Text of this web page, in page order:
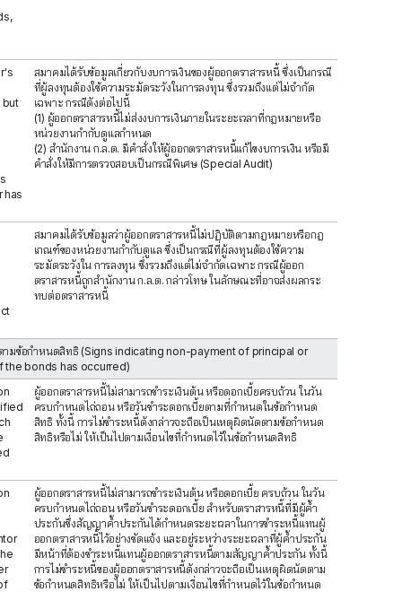
but
has
สมาคมได้รับข้อมูลเกี่ยวกับงบการเงินของผู้ออกตราสารหนี้ ซึ่งเป็นกรณี
ที่ผู้ลงทุนต้องใช้ความระมัดระวังในการลงทุน ซึ่งรวมถึงแต่ไม่จำกัด
เฉพาะ กรณีดังต่อไปนี้
(1) ผู้ออกตราสารหนี้ไม่ส่งงบการเงินภายในระยะเวลาที่กฎหมายหรือ
หน่วยงานกำกับดูแลกำหนด
(2) สำนักงาน ก.ล.ต. มีคำสั่งให้ผู้ออกตราสารหนี้แก้ไขงบการเงิน หรือมี
คำสั่งให้มีการตรวจสอบเป็นกรณีพิเศษ (Special Audit)
สมาคมได้รับข้อมูลว่าผู้ออกตราสารหนี้ไม่ปฏิบัติตามกฎหมายหรือกฎ
เกณฑ์ของหน่วยงานกำกับดูแล ซึ่งเป็นกรณีที่ผู้ลงทุนต้องใช้ความ
ระมัดระวังใน การลงทุน ซึ่งรวมถึงแต่ไม่จำกัดเฉพาะ กรณีผู้ออก
ตราสารหนี้ถูกสำนักงาน ก.ล.ต. กล่าวโทษ ในลักษณะที่อาจส่งผลกระ
ทบต่อตราสารหนี้
ตามข้อกำหนดสิทธิ (Signs indicating non-payment of principal or
the bonds has occurred)
ผู้ออกตราสารหนี้ไม่สามารถชำระเงินต้น หรือดอกเบี้ยครบถ้วน ในวัน
ครบกำหนดไถ่ถอน หรือวันชำระดอกเบี้ยตามที่กำหนดในข้อกำหนด
สิทธิ ทั้งนี้ การไม่ชำระหนี้ดังกล่าวจะถือเป็นเหตุผิดนัดตามข้อกำหนด
สิทธิหรือไม่ ให้เป็นไปตามเงื่อนไขที่กำหนดไว้ในข้อกำหนดสิทธิ
ผู้ออกตราสารหนี้ไม่สามารถชำระเงินต้น หรือดอกเบี้ย ครบถ้วน ในวัน
ครบกำหนดไถ่ถอน หรือวันชำระดอกเบี้ย สำหรับตราสารหนี้ที่มีผู้ค้ำ
ประกันซึ่งสัญญาค้ำประกันได้กำหนดระยะเวลาในการชำระหนี้แทนผู้
ออกตราสารหนี้ไว้อย่างชัดแจ้ง และอยู่ระหว่างระยะเวลาที่ผู้ค้ำประกัน
มีหน้าที่ต้องชำระหนี้แทนผู้ออกตราสารหนี้ตามสัญญาค้ำประกัน ทั้งนี้
การไม่ชำระหนี้ของผู้ออกตราสารหนี้ดังกล่าวจะถือเป็นเหตุผิดนัดตาม
ข้อกำหนดสิทธิหรือไม่ ให้เป็นไปตามเงื่อนไขที่กำหนดไว้ในข้อกำหนด